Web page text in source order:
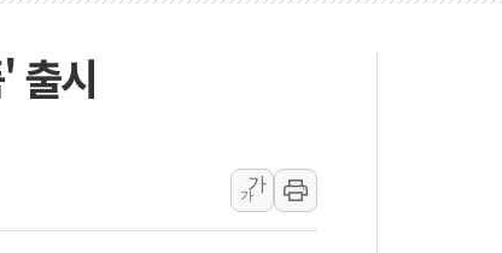
CJ프레시웨이, 2분기 영업익 14.2% 감소…"온
KCC, 실적은 주춤했지만…'매출 절반' 실리콘 반
정점식 "사관학교 통합 정치 프레임에 졸속 추
장동혁 "李대통령 재판 재개해야 여론조사
출시
가
가